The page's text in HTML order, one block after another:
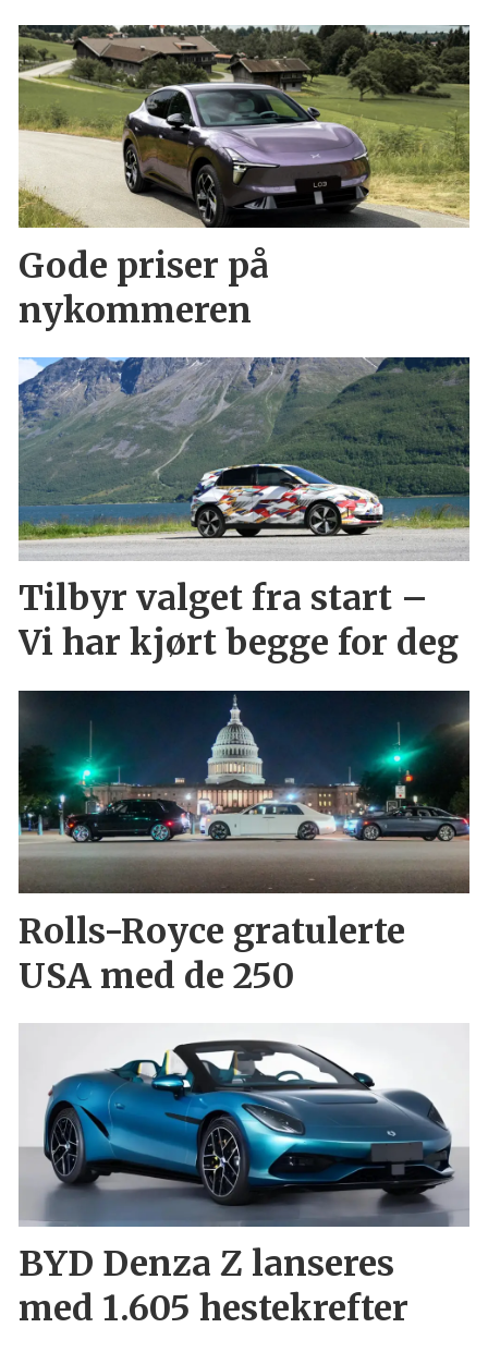
Gode priser på
nykommeren
Tilbyr valget fra start –
Vi har kjørt begge for deg
Rolls-Royce gratulerte
USA med de 250
BYD Denza Z lanseres
med 1.605 hestekrefter